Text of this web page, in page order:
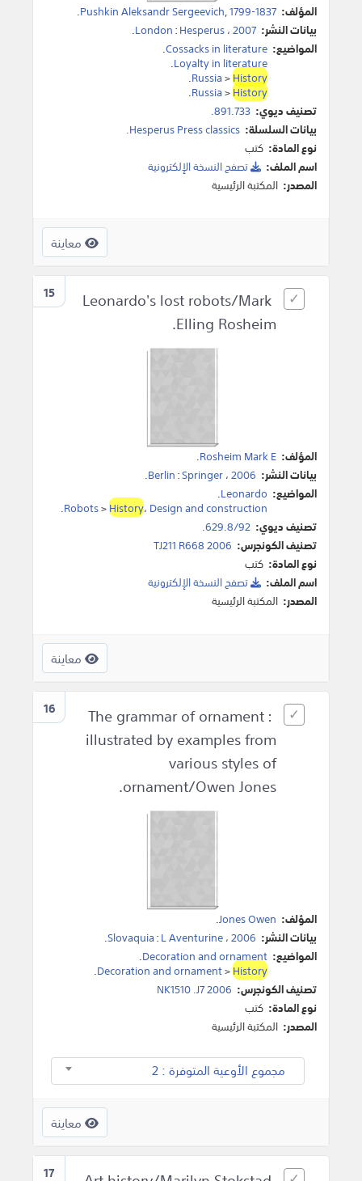
المؤلف: Pushkin Aleksandr Sergeevich,1799-1837
.
بيانات النشر:
London:Hesperus،2007
.
المواضيع: Cossacks in literature
.
Loyalty in literature
.
Russia>History
.
Russia>History
.
تصنيف ديوي: 891.733.
بيانات السلسلة: Hesperus Press classics.
نوع المادة: كتب
اسم الملف:
تصفح النسخة اﻹلكترونية
المصدر: المكتبة الرئيسية
معاينة
15
Leonardo's lost robots/Mark
Elling Rosheim.
المؤلف: Rosheim Mark E
.
بيانات النشر:
Berlin:Springer،2006
.
المواضيع: Leonardo
.
Robots>History، Design and construction
.
تصنيف ديوي: 629.8/92.
تصنيف الكونجرس: TJ211 R668 2006
نوع المادة: كتب
اسم الملف:
تصفح النسخة اﻹلكترونية
المصدر: المكتبة الرئيسية
معاينة
16
The grammar of ornament :
illustrated by examples from
various styles of
ornament/Owen Jones.
المؤلف: Jones Owen
.
بيانات النشر:
Slovaquia:L Aventurine،2006
.
المواضيع: Decoration and ornament
.
Decoration and ornament>History
.
تصنيف الكونجرس: NK1510 .J7 2006
نوع المادة: كتب
المصدر: المكتبة الرئيسية
مجموع الأوعية المتوفرة : 2
معاينة
17